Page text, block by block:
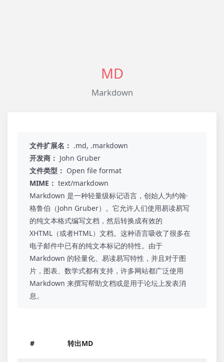
MD
Markdown
文件扩展名： .md, .markdown
开发商： John Gruber
文件类型： Open file format
MIME： text/markdown
Markdown 是一种轻量级标记语言，创始人为约翰·
格鲁伯（John Gruber）。它允许人们使用易读易写
的纯文本格式编写文档，然后转换成有效的
XHTML（或者HTML）文档。这种语言吸收了很多在
电子邮件中已有的纯文本标记的特性。由于
Markdown 的轻量化、易读易写特性，并且对于图
片，图表、数学式都有支持，许多网站都广泛使用
Markdown 来撰写帮助文档或是用于论坛上发表消
息。
# 转出MD